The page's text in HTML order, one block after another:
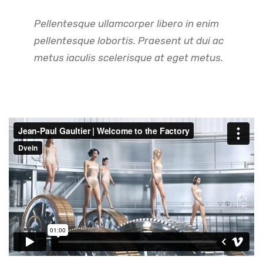
Pellentesque ullamcorper libero in enim
pellentesque lobortis. Praesent ut dui ac
metus iaculis scelerisque at eget metus.